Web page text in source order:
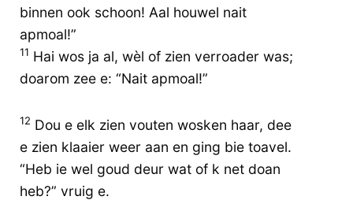
binnen ook schoon! Aal houwel nait
apmoal!”
11 Hai wos ja al, wèl of zien verroader was;
doarom zee e: “Nait apmoal!”
12 Dou e elk zien vouten wosken haar, dee
e zien klaaier weer aan en ging bie toavel.
“Heb ie wel goud deur wat of k net doan
heb?” vruig e.